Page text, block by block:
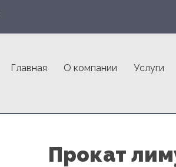
Главная О компании Услуги
Прокат